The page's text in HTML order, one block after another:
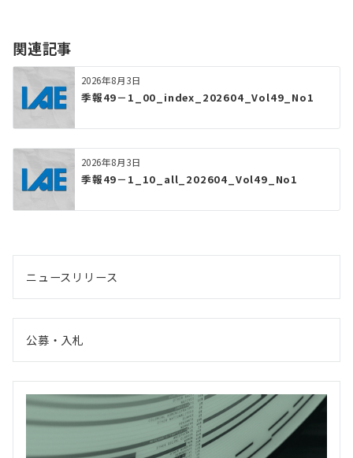
関連記事
2026年8月3日
季報49－1_00_index_202604_Vol49_No1
2026年8月3日
季報49－1_10_all_202604_Vol49_No1
ニュースリリース
公募・入札